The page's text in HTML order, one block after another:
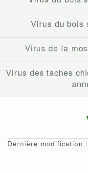
Virus du bois
Virus de la
Virus des taches
Dernière modification